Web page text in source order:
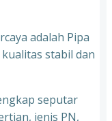
adalah Pipa
stabil dan
seputar
jenis PN,